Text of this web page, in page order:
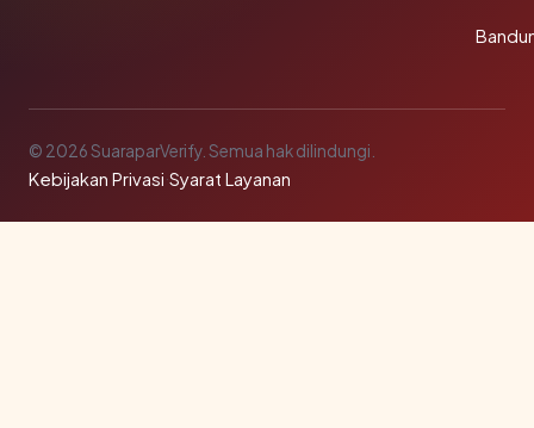
© 2026 SuaraparVerify. Semua hak dilindungi.
Kebijakan Privasi·Syarat Layanan